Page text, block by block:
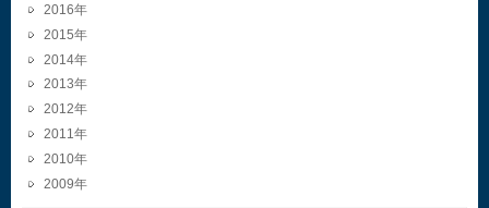
2016
2015
2014
2013
2012
2011
2010
2009